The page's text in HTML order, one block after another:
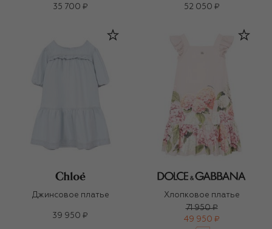
35 700 ₽
52 050 ₽
Джинсовое платье
39 950 ₽
Хлопковое платье
71 950 ₽
49 950 ₽